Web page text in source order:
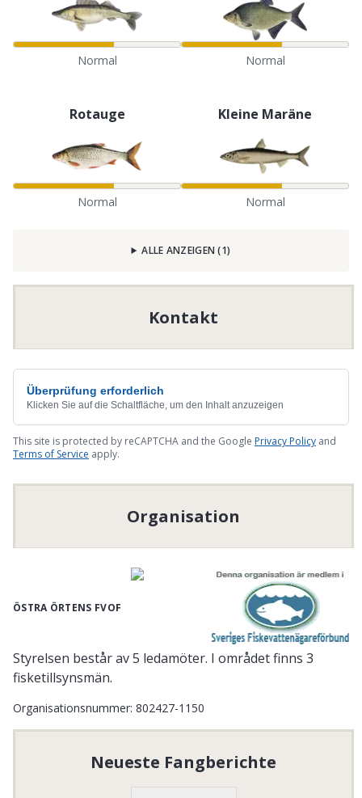
Normal Normal
Rotauge
Normal
Kleine Maräne
Normal
ALLE ANZEIGEN(1)
Kontakt
Überprüfung erforderlich
Klicken Sie auf die Schaltfläche, um den Inhalt anzuzeigen
This site is protected by reCAPTCHA and the Google Privacy Policy and
Terms of Service apply.
Organisation
ÖSTRA ÖRTENS FVOF
Styrelsen består av 5 ledamöter. I området finns 3
fisketillsynsmän.
Organisationsnummer: 802427-1150
Neueste Fangberichte